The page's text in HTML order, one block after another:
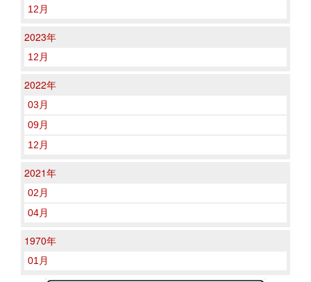
12月
2023年
12月
2022年
03月
09月
12月
2021年
02月
04月
1970年
01月